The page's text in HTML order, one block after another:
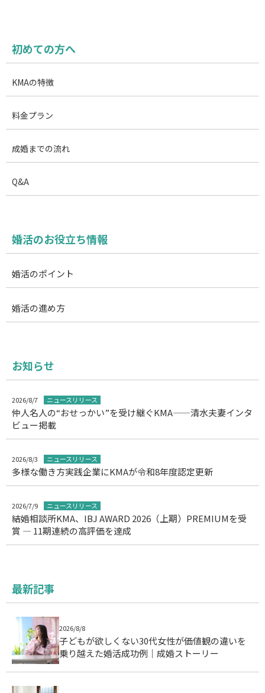
初めての方へ
KMAの特徴
料金プラン
成婚までの流れ
Q&A
婚活のお役立ち情報
婚活のポイント
婚活の進め方
お知らせ
2026/8/7 ニュースリリース
仲人名人の“おせっかい”を受け継ぐKMA——清水夫妻インタ
ビュー掲載
2026/8/3 ニュースリリース
多様な働き方実践企業にKMAが令和8年度認定更新
2026/7/9 ニュースリリース
結婚相談所KMA、IBJ AWARD 2026（上期）PREMIUMを受
賞 ― 11期連続の高評価を達成
最新記事
2026/8/8
子どもが欲しくない30代女性が価値観の違いを
乗り越えた婚活成功例｜成婚ストーリー